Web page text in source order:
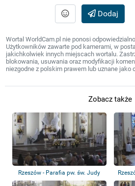
Dodaj
Wortal WorldCam.pl nie ponosi
Użytkowników zawarte pod kamerami, w
jakichkolwiek innych miejscach wortalu.
blokowania, usuwania oraz modyfikacji
niezgodne z polskim prawem lub uznane jako
Zobacz także
Rzeszów - Parafia pw. św. Judy
Tadeusza